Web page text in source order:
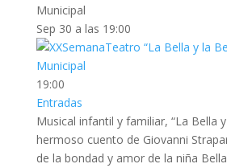
Municipal
Sep 30 a las 19:00
19:00
Entradas
Musical infantil y familiar, “La Bella
hermoso cuento de Giovanni
de la bondad y amor de la niña